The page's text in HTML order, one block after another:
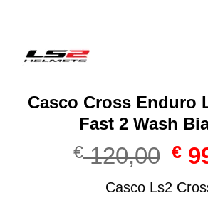
Casco Cross Enduro
Fast 2 Wash
€120,00 Il
€
Casco Ls2